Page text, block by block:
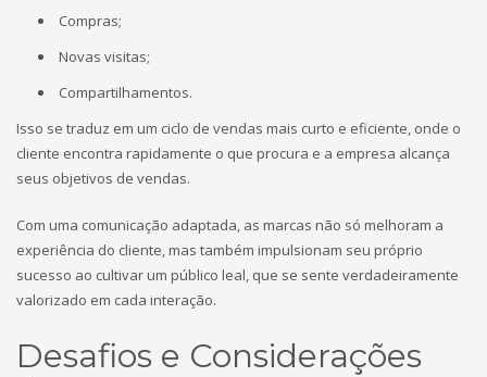
Compras;
Novas visitas;
Compartilhamentos.
Isso se traduz em um ciclo de vendas mais curto e eficiente, onde o
cliente encontra rapidamente o que procura e a empresa alcança
seus objetivos de vendas.
Com uma comunicação adaptada, as marcas não só melhoram a
experiência do cliente, mas também impulsionam seu próprio
sucesso ao cultivar um público leal, que se sente verdadeiramente
valorizado em cada interação.
Desafios e Considerações